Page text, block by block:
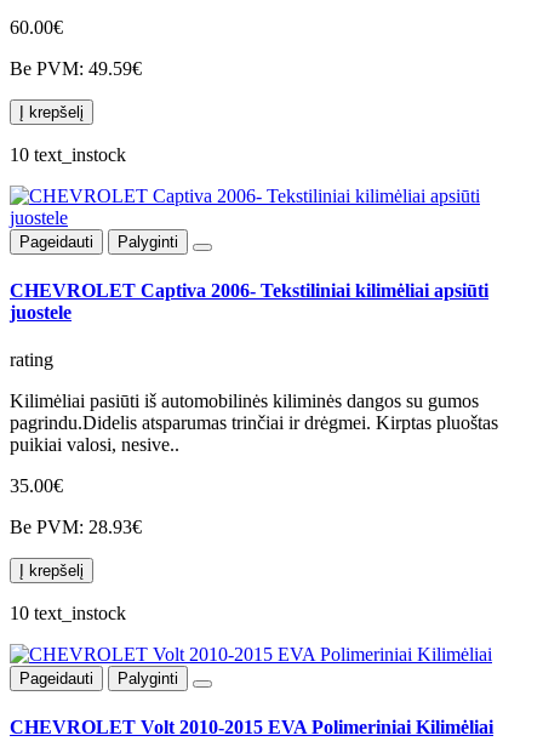
60.00€
Be PVM: 49.59€
Į krepšelį
10 text_instock
Pageidauti Palyginti
CHEVROLET Captiva 2006- Tekstiliniai kilimėliai apsiūti
juostele
rating
Kilimėliai pasiūti iš automobilinės kiliminės dangos su gumos
pagrindu.Didelis atsparumas trinčiai ir drėgmei. Kirptas pluoštas
puikiai valosi, nesive..
35.00€
Be PVM: 28.93€
Į krepšelį
10 text_instock
Pageidauti Palyginti
CHEVROLET Volt 2010-2015 EVA Polimeriniai Kilimėliai